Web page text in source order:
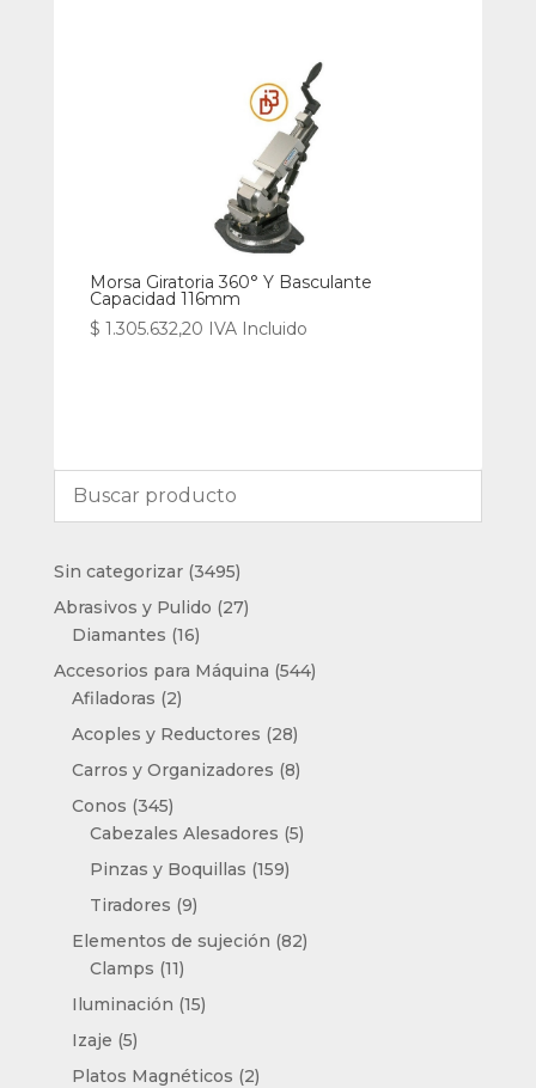
Morsa Giratoria 360° Y Basculante
Capacidad 116mm
$ 1.305.632,20 IVA Incluido
Sin categorizar 34953495
productos
Abrasivos y Pulido 2727
Diamantes 1616
productos
Accesorios para Máquina 544544
Afiladoras 22
productos
Acoples y Reductores 2828
productos
Carros y Organizadores 88
Conos 345345
productos
Cabezales Alesadores 55
Pinzas y Boquillas 159159
Tiradores 99
productos
Elementos de sujeción 8282
Clamps 1111
productos
Iluminación 1515
Izaje 55
productos
Platos Magnéticos 22